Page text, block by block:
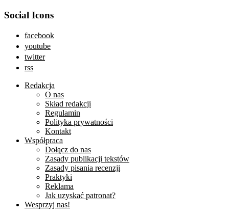
Social Icons
facebook
youtube
twitter
rss
Redakcja
O nas
Skład redakcji
Regulamin
Polityka prywatności
Kontakt
Współpraca
Dołącz do nas
Zasady publikacji tekstów
Zasady pisania recenzji
Praktyki
Reklama
Jak uzyskać patronat?
Wesprzyj nas!